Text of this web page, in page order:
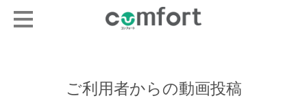
ご利用者からの動画投稿